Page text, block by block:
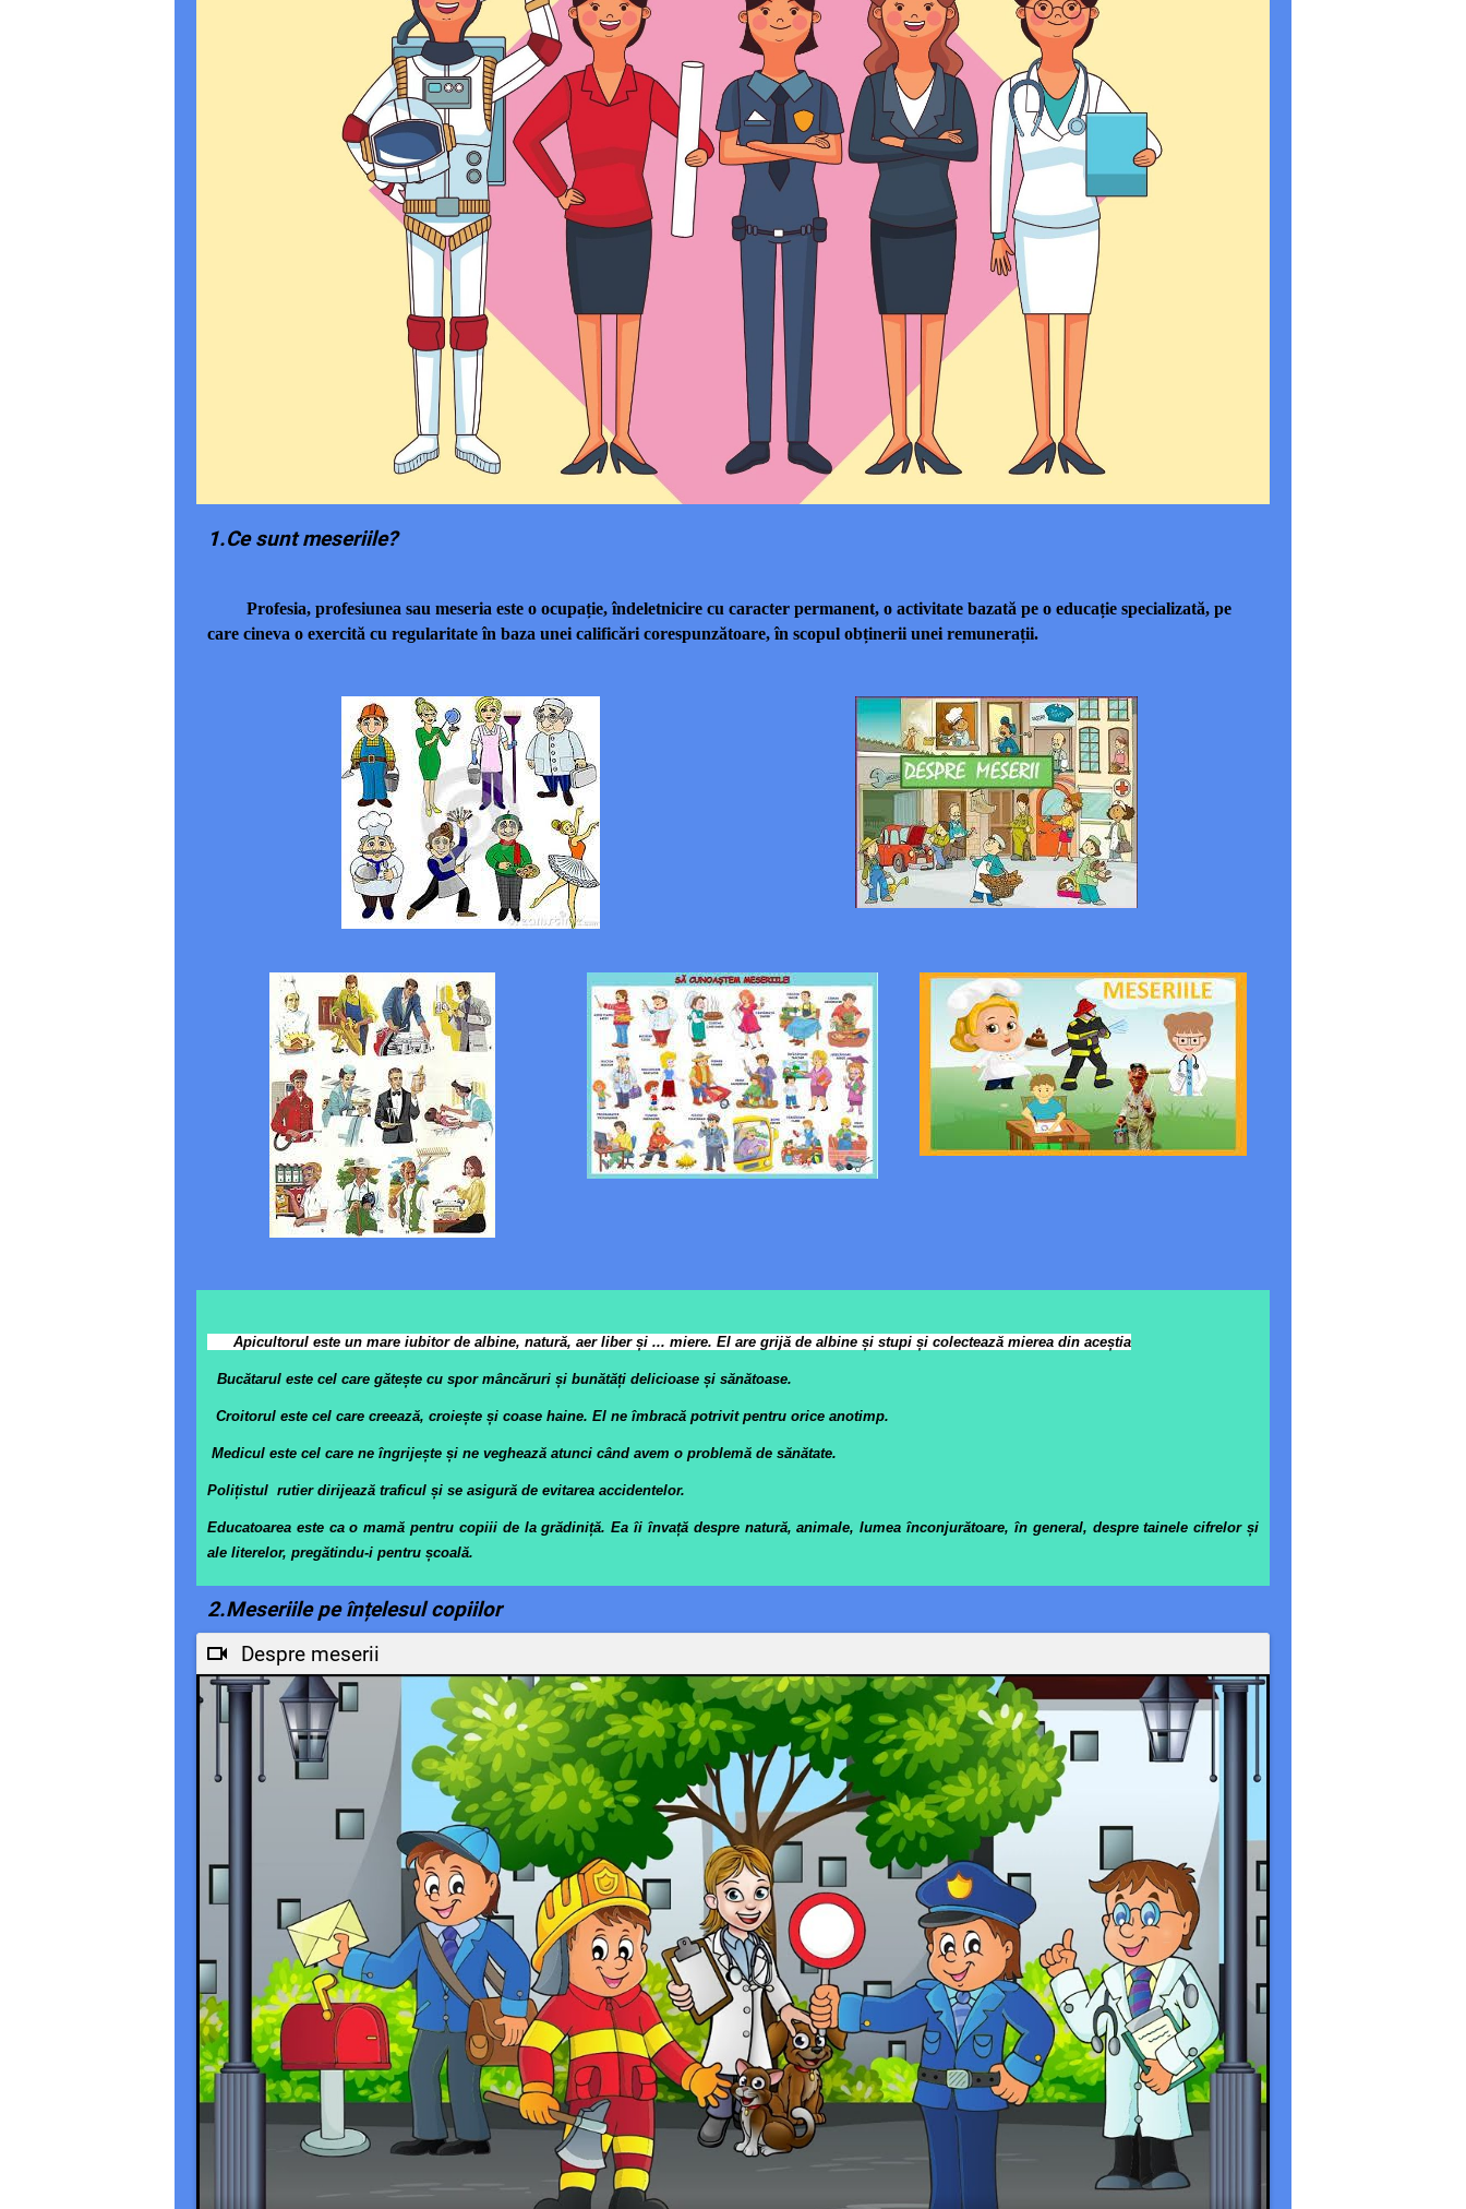
1.Ce sunt meseriile?
Profesia, profesiunea sau meseria este o ocupație, îndeletnicire cu caracter permanent, o activitate bazată pe o educație specializată, pe
care cineva o exercită cu regularitate în baza unei calificări corespunzătoare, în scopul obținerii unei remunerații.
Apicultorul este un mare iubitor de albine, natură, aer liber și ... miere. El are grijă de albine și stupi și colectează mierea din aceștia
Bucătarul este cel care gătește cu spor mâncăruri și bunătăți delicioase și sănătoase.
Croitorul este cel care creează, croiește și coase haine. El ne îmbracă potrivit pentru orice anotimp.
Medicul este cel care ne îngrijește și ne veghează atunci când avem o problemă de sănătate.
Polițistul rutier dirijează traficul și se asigură de evitarea accidentelor.
Educatoarea este ca o mamă pentru copiii de la grădiniță. Ea îi învață despre natură, animale, lumea înconjurătoare, în general, despre tainele cifrelor și
ale literelor, pregătindu-i pentru școală.
2.Meseriile pe înțelesul copiilor
Despre meserii